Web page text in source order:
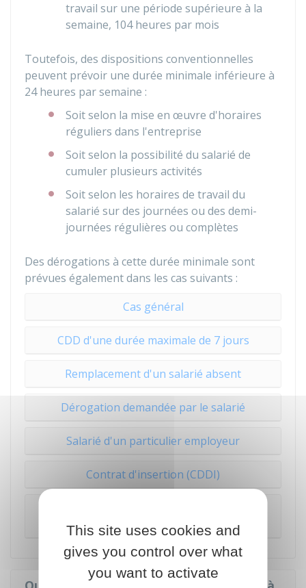
travail sur une période supérieure à la
semaine, 104 heures par mois
Toutefois, des dispositions conventionnelles
peuvent prévoir une durée minimale inférieure à
24 heures par semaine :
Soit selon la mise en œuvre d'horaires
réguliers dans l'entreprise
Soit selon la possibilité du salarié de
cumuler plusieurs activités
Soit selon les horaires de travail du
salarié sur des journées ou des demi-
journées régulières ou complètes
Des dérogations à cette durée minimale sont
prévues également dans les cas suivants :
Cas général
CDD d'une durée maximale de 7 jours
Remplacement d'un salarié absent
Dérogation demandée par le salarié
Salarié d'un particulier employeur
Contrat d'insertion (CDDI)
(IAE)
This site uses cookies and
gives you control over what
you want to activate